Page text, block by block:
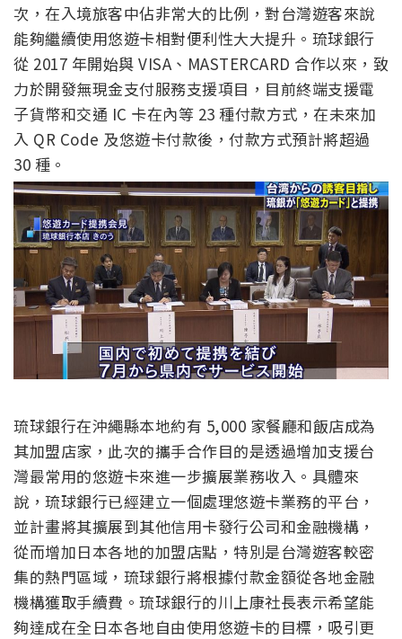
次，在入境旅客中佔非常大的比例，對台灣遊客來說
能夠繼續使用悠遊卡相對便利性大大提升。琉球銀行
從 2017 年開始與 VISA、MASTERCARD 合作以來，致
力於開發無現金支付服務支援項目，目前終端支援電
子貨幣和交通 IC 卡在內等 23 種付款方式，在未來加
入 QR Code 及悠遊卡付款後，付款方式預計將超過
30 種。
琉球銀行在沖繩縣本地約有 5,000 家餐廳和飯店成為
其加盟店家，此次的攜手合作目的是透過增加支援台
灣最常用的悠遊卡來進一步擴展業務收入。具體來
說，琉球銀行已經建立一個處理悠遊卡業務的平台，
並計畫將其擴展到其他信用卡發行公司和金融機構，
從而增加日本各地的加盟店點，特別是台灣遊客較密
集的熱門區域，琉球銀行將根據付款金額從各地金融
機構獲取手續費。琉球銀行的川上康社長表示希望能
夠達成在全日本各地自由使用悠遊卡的目標，吸引更